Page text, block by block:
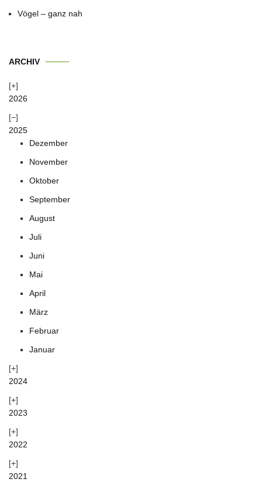
Vögel – ganz nah
ARCHIV
2026
2025
Dezember
November
Oktober
September
August
Juli
Juni
Mai
April
März
Februar
Januar
2024
2023
2022
2021